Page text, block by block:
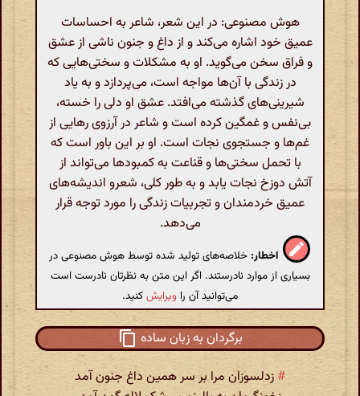
هوش مصنوعی: در این شعر، شاعر به احساسات
عمیق خود اشاره می‌کند و از داغ و جنون ناشی از عشق
و فراق سخن می‌گوید. او به مشکلات و سختی‌هایی که
در زندگی با آن‌ها مواجه است، می‌پردازد و به یاد
شیرینی‌های گذشته می‌افتد. عشق او دلی را خسته،
بی‌نفس و غمگین کرده است و شاعر در آرزوی رهایی از
غم‌ها و جستجوی نجات است. او بر این باور است که
با تحمل سختی‌ها و قناعت به کمبودها می‌تواند از
آتش دوزخ نجات یابد و به طور کلی، شعرو اندیشه‌های
عمیق خردمندان و تجربیات زندگی را مورد توجه قرار
می‌دهد.
اخطار: خلاصه‌های تولید شده توسط هوش مصنوعی در
بسیاری از موارد نادرستند. اگر این متن به نظرتان نادرست است
می‌توانید آن را ویرایشکنید.
برگردان به زبان ساده
# زدلسوزان مرا بر سر همین داغ جنون آمد